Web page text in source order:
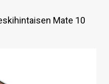
Mate 10